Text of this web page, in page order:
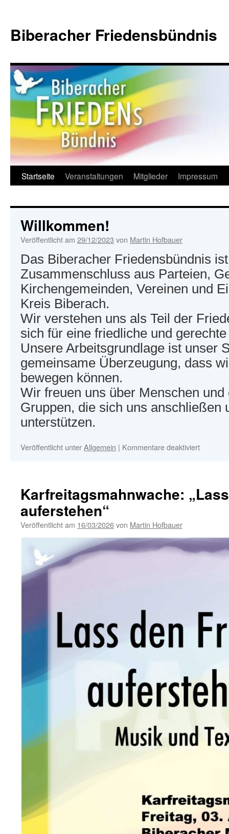
springen
Biberacher Friedensbündnis
Startseite Veranstaltungen Mitglieder Impressum
Willkommen!
Veröffentlicht am 29/12/2023 von Martin Hofbauer
Das Biberacher Friedensbündnis
Zusammenschluss aus Parteien,
Kirchengemeinden, Vereinen und
Kreis Biberach.
Wir verstehen uns als Teil der
sich für eine friedliche und
Unsere Arbeitsgrundlage ist unser
gemeinsame Überzeugung, dass
bewegen können.
Wir freuen uns über Menschen und
Gruppen, die sich uns anschließen
unterstützen.
Veröffentlicht unterAllgemein | Kommentare deaktiviertfür
Karfreitagsmahnwache:
auferstehen“
Veröffentlicht am 16/03/2026von Martin Hofbauer